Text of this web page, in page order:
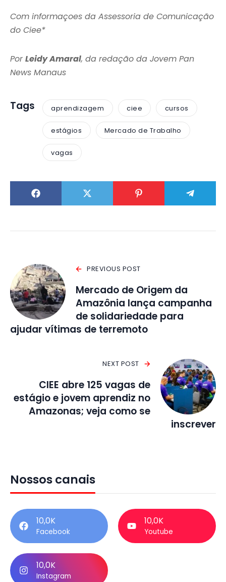
Com informaçoes da Assessoria de Comunicação
do Ciee*
PorLeidy Amaral, da redação da Jovem Pan
News Manaus
Tags aprendizagem ciee cursos
estágios Mercado de Trabalho
vagas
PREVIOUS POST
Mercado de Origem da
Amazônia lança campanha
de solidariedade para
ajudar vítimas de terremoto
NEXT POST
CIEE abre 125 vagas de
estágio e jovem aprendiz no
Amazonas; veja como se
inscrever
Nossos canais
10,0K
Facebook
10,0K
Youtube
10,0K
Instagram